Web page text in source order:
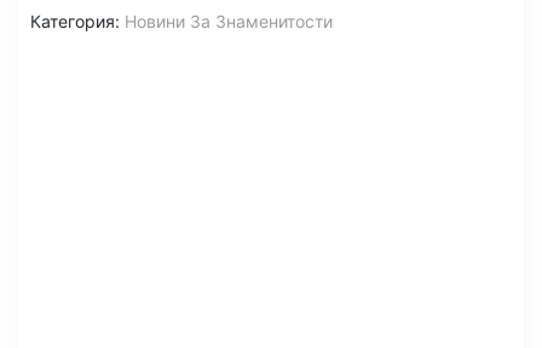
Категория: Новини За Знаменитости